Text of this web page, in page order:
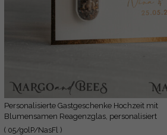
Personalisierte Gastgeschenke Hochzeit mit
Blumensamen Reagenzglas, personalisiert
Gastgeschenk Hochzeit Samen handgemachte
( 05/golP/NasFl )